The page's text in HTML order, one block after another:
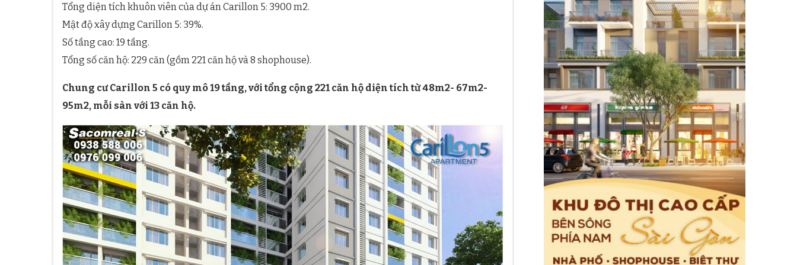
Tổng diện tích khuôn viên của dự án Carillon 5: 3900 m2.
Mật độ xây dựng Carillon 5: 39%.
Số tầng cao: 19 tầng.
Tổng số căn hộ: 229 căn (gồm 221 căn hộ và 8 shophouse).
Chung cư Carillon 5 có quy mô 19 tầng, với tổng cộng 221 căn hộ diện tích từ 48m2- 67m2-
95m2, mỗi sàn với 13 căn hộ.